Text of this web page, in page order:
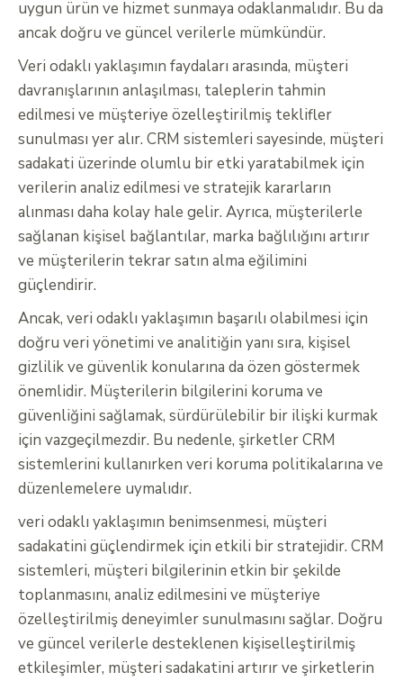
uygun ürün ve hizmet sunmaya odaklanmalıdır. Bu da
ancak doğru ve güncel verilerle mümkündür.
Veri odaklı yaklaşımın faydaları arasında, müşteri
davranışlarının anlaşılması, taleplerin tahmin
edilmesi ve müşteriye özelleştirilmiş teklifler
sunulması yer alır. CRM sistemleri sayesinde, müşteri
sadakati üzerinde olumlu bir etki yaratabilmek için
verilerin analiz edilmesi ve stratejik kararların
alınması daha kolay hale gelir. Ayrıca, müşterilerle
sağlanan kişisel bağlantılar, marka bağlılığını artırır
ve müşterilerin tekrar satın alma eğilimini
güçlendirir.
Ancak, veri odaklı yaklaşımın başarılı olabilmesi için
doğru veri yönetimi ve analitiğin yanı sıra, kişisel
gizlilik ve güvenlik konularına da özen göstermek
önemlidir. Müşterilerin bilgilerini koruma ve
güvenliğini sağlamak, sürdürülebilir bir ilişki kurmak
için vazgeçilmezdir. Bu nedenle, şirketler CRM
sistemlerini kullanırken veri koruma politikalarına ve
düzenlemelere uymalıdır.
veri odaklı yaklaşımın benimsenmesi, müşteri
sadakatini güçlendirmek için etkili bir stratejidir. CRM
sistemleri, müşteri bilgilerinin etkin bir şekilde
toplanmasını, analiz edilmesini ve müşteriye
özelleştirilmiş deneyimler sunulmasını sağlar. Doğru
ve güncel verilerle desteklenen kişiselleştirilmiş
etkileşimler, müşteri sadakatini artırır ve şirketlerin